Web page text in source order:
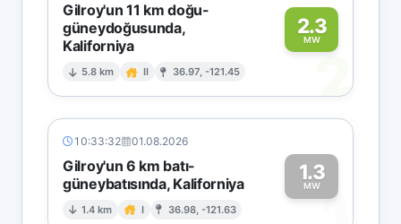
Gilroy'un 11 km doğu-
güneydoğusunda,
Kaliforniya
5.8 km II 36.97, -121.45
2.3
MW
2
10:33:32 01.08.2026
Gilroy'un 6 km batı-
güneybatısında, Kaliforniya
1.4 km I 36.98, -121.63
1.3
MW